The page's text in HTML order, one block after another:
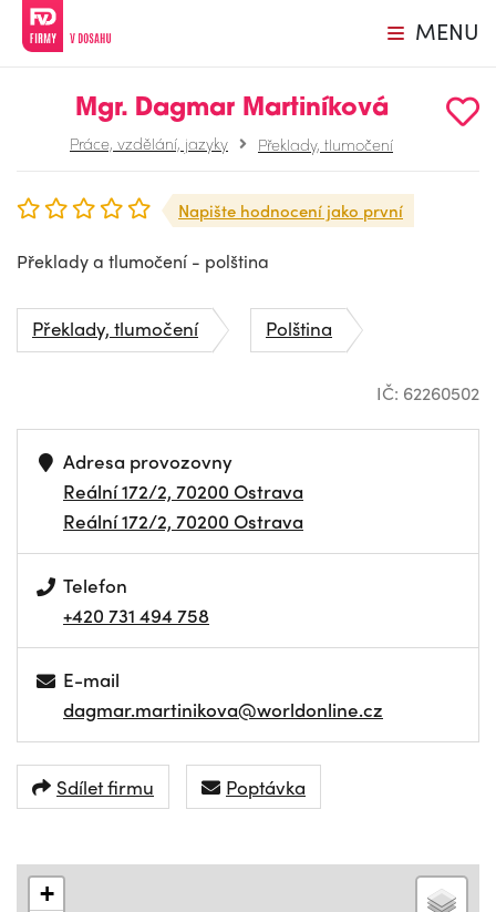
MENU
Mgr. Dagmar Martiníková
Práce, vzdělání, jazyky Překlady, tlumočení
Napište hodnocení jako první
Překlady a tlumočení - polština
Překlady, tlumočení Polština
IČ: 62260502
Adresa provozovny
Reální 172/2, 70200 Ostrava
Reální 172/2, 70200 Ostrava
Telefon
+420 731 494 758
E-mail
dagmar.martinikova@worldonline.cz
Sdílet firmu Poptávka
+